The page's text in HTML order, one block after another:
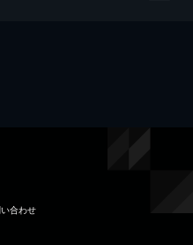
合わせ